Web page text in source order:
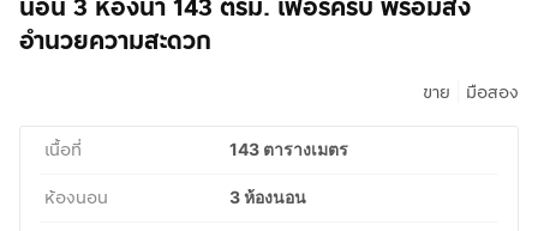
นอน 3 ห้องน้ำ 143 ตรม. เฟอร์ครบ พร้อมสิ่ง
อำนวยความสะดวก
ขาย มือสอง
เนื้อที่ 143 ตารางเมตร
ห้องนอน 3 ห้องนอน